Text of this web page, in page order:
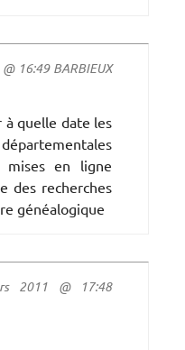
16:49 BARBIEUX
quelle date les
mises en ligne
des recherches
généalogique
2011 @ 17:48